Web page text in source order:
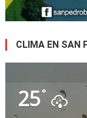
CLIMA EN SAN
25°